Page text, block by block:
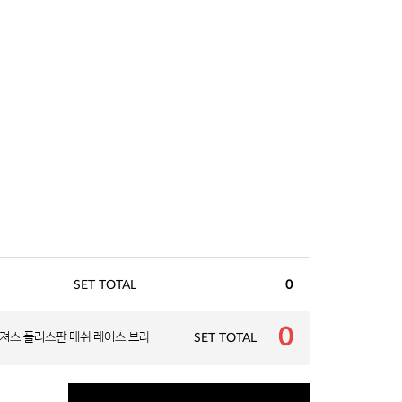
SET TOTAL 0
스 폴리스판 메쉬 레이스 브라 SET TOTAL 0